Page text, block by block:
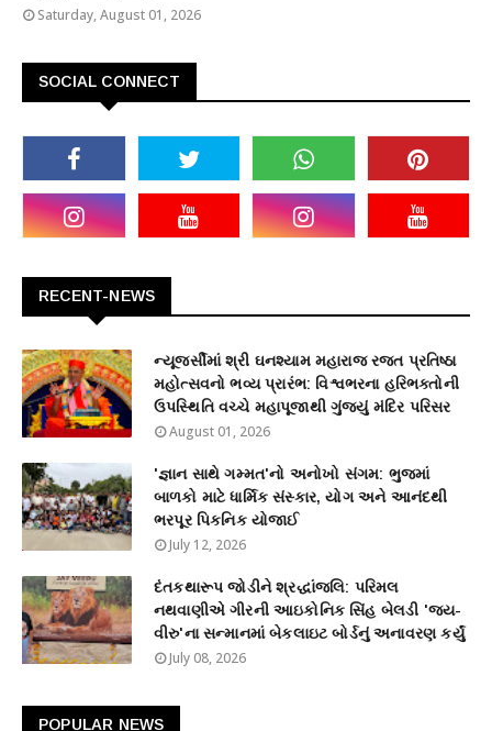
Saturday, August 01, 2026
SOCIAL CONNECT
RECENT-NEWS
ન્યૂજર્સીમાં શ્રી ઘનશ્યામ મહારાજ રજત પ્રતિષ્ઠા
મહોત્સવનો ભવ્ય પ્રારંભ: વિશ્વભરના હરિભક્તોની
ઉપસ્થિતિ વચ્ચે મહાપૂજાથી ગુંજ્યું મંદિર પરિસર
August 01, 2026
'જ્ઞાન સાથે ગમ્મત'નો અનોખો સંગમ: ભુજમાં
બાળકો માટે ધાર્મિક સંસ્કાર, યોગ અને આનંદથી
ભરપૂર પિકનિક યોજાઈ
July 12, 2026
દંતકથારૂપ જોડીને શ્રદ્ધાંજલિ: પરિમલ
નથવાણીએ ગીરની આઇકોનિક સિંહ બેલડી 'જય-
વીરુ'ના સન્માનમાં બેકલાઇટ બોર્ડનું અનાવરણ કર્યું
July 08, 2026
POPULAR NEWS